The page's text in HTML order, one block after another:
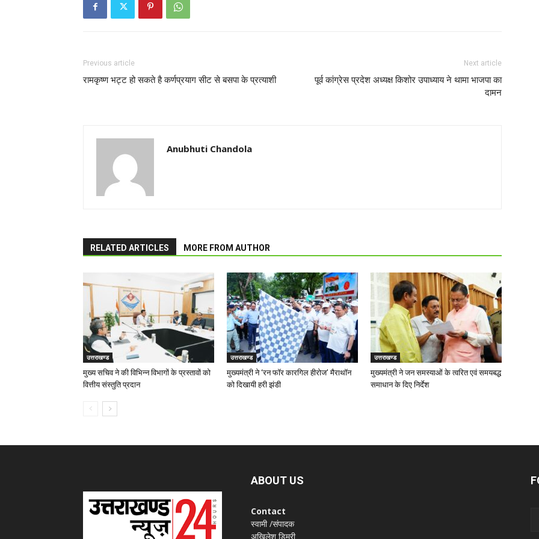
Previous article
रामकृष्ण भट्ट हो सकते है कर्णप्रयाग सीट से बसपा के प्रत्याशी
Next article
पूर्व कांग्रेस प्रदेश अध्यक्ष किशोर उपाध्याय ने थामा भाजपा का
दामन
Anubhuti Chandola
RELATED ARTICLES MORE FROM AUTHOR
उत्तराखण्ड
मुख्य सचिव ने की विभिन्न विभागों के प्रस्तावों को
वित्तीय संस्तुति प्रदान
उत्तराखण्ड
मुख्यमंत्री ने ‘रन फॉर कारगिल हीरोज’ मैराथॉन
को दिखायी हरी झंडी
उत्तराखण्ड
मुख्यमंत्री ने जन समस्याओं के त्वरित एवं समयबद्ध
समाधान के दिए निर्देश
ABOUT US
Contact
स्वामी /संपादक
अखिलेश डिमरी